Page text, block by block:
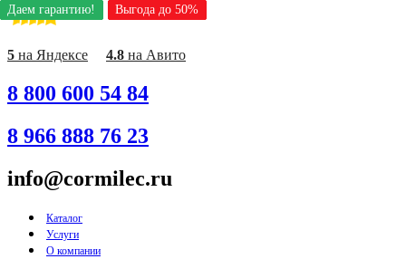
Перейти
к
содержимому
5 на Яндексе 4.8 на Авито
8 800 600 54 84
8 966 888 76 23
info@cormilec.ru
Каталог
Услуги
О компании
Даем гарантию! Выгода до 50%
Даем гарантию! Выгода до 50%
Даем гарантию! Выгода до 50%
Даем гарантию! Выгода до 50%
Даем гарантию! Выгода до 50%
Даем гарантию! Выгода до 50%
Даем гарантию! Выгода до 50%